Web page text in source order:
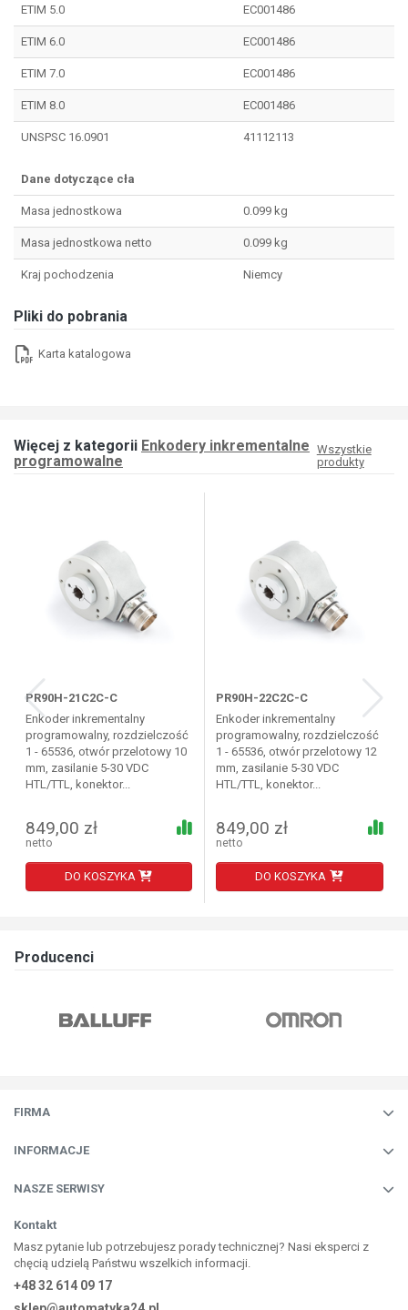
ETIM 5.0 EC001486
ETIM 6.0 EC001486
ETIM 7.0 EC001486
ETIM 8.0 EC001486
UNSPSC 16.0901 41112113
Dane dotyczące cła
Masa jednostkowa 0.099 kg
Masa jednostkowa netto 0.099 kg
Kraj pochodzenia Niemcy
Pliki do pobrania
Karta katalogowa
Więcej z kategorii Enkodery inkrementalne
programowalne
Wszystkie
produkty
PR90H-21C2C-C
Enkoder inkrementalny
programowalny, rozdzielczość
1 - 65536, otwór przelotowy 10
mm, zasilanie 5-30 VDC
HTL/TTL, konektor...
849,00 zł
netto
DO KOSZYKA
PR90H-22C2C-C
Enkoder inkrementalny
programowalny, rozdzielczość
1 - 65536, otwór przelotowy 12
mm, zasilanie 5-30 VDC
HTL/TTL, konektor...
849,00 zł
netto
DO KOSZYKA
Producenci
FIRMA
INFORMACJE
NASZE SERWISY
Kontakt
Masz pytanie lub potrzebujesz porady technicznej? Nasi eksperci z
chęcią udzielą Państwu wszelkich informacji.
+48 32 614 09 17